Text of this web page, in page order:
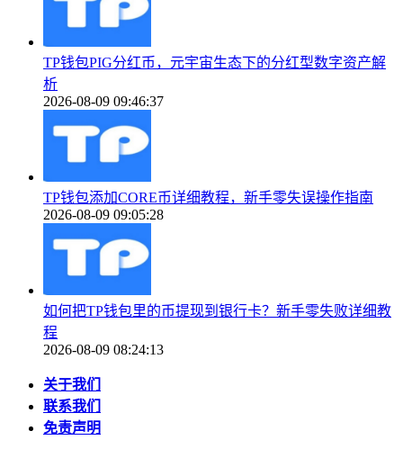
TP钱包PIG分红币，元宇宙生态下的分红型数字资产解
析
2026-08-09 09:46:37
TP钱包添加CORE币详细教程，新手零失误操作指南
2026-08-09 09:05:28
如何把TP钱包里的币提现到银行卡？新手零失败详细教
程
2026-08-09 08:24:13
关于我们
联系我们
免责声明